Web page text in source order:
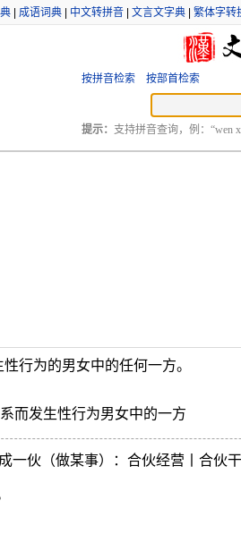
成语词典 中文转拼音 文言文字典 繁体字转
按拼音检索 按部首检索
提示： 支持拼音查询，例：“wen
行为的男女中的任何一方。
而发生性行为男女中的一方
一伙（做某事）：合伙经营丨合伙